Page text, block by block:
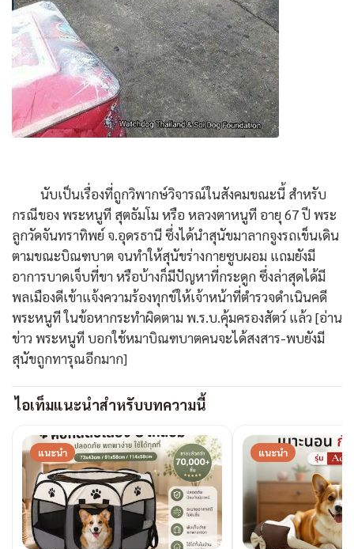
นับเป็นเรื่องที่ถูกวิพากษ์วิจารณ์ในสังคมขณะนี้ สำหรับ
กรณีของ พระหนูที สุตธัมโม หรือ หลวงตาหนูที อายุ 67 ปี พระ
ลูกวัดจันทราทิพย์ จ.อุดรธานี ซึ่งได้นำสุนัขมาลากจูงรถเข็นเดิน
ตามขณะบิณฑบาต จนทำให้สุนัขร่างกายซูบผอม แถมยังมี
อาการบาดเจ็บที่ขา หรือบ้างก็มีปัญหาที่กระดูก ซึ่งล่าสุดได้มี
พลเมืองดีเข้าแจ้งความร้องทุกข์ให้เจ้าหน้าที่ตำรวจดำเนินคดี
พระหนูที ในข้อหากระทำผิดตาม พ.ร.บ.คุ้มครองสัตว์ แล้ว [อ่าน
ข่าว พระหนูที บอกใช้หมาบิณฑบาตคนจะได้สงสาร-พบยังมี
สุนัขถูกทารุณอีกมาก]
ไอเท็มแนะนำสำหรับบทความนี้
แนะนำ แนะนำ